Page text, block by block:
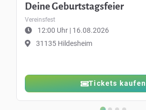
Deine Geburtstagsfeier
Vereinsfest
12:00 Uhr | 16.08.2026
31135 Hildesheim
Tickets kaufen